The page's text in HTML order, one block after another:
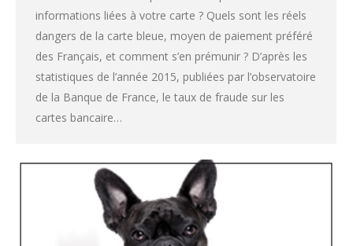
informations liées à votre carte ? Quels sont les réels
dangers de la carte bleue, moyen de paiement préféré
des Français, et comment s’en prémunir ? D’après les
statistiques de l’année 2015, publiées par l’observatoire
de la Banque de France, le taux de fraude sur les
cartes bancaire…